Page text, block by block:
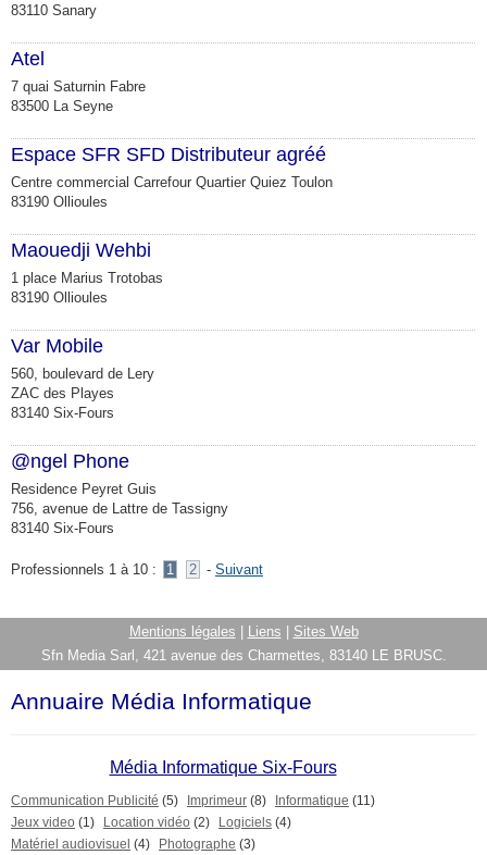
83110 Sanary
Atel
7 quai Saturnin Fabre
83500 La Seyne
Espace SFR SFD Distributeur agréé
Centre commercial Carrefour Quartier Quiez Toulon
83190 Ollioules
Maouedji Wehbi
1 place Marius Trotobas
83190 Ollioules
Var Mobile
560, boulevard de Lery
ZAC des Playes
83140 Six-Fours
@ngel Phone
Residence Peyret Guis
756, avenue de Lattre de Tassigny
83140 Six-Fours
Professionnels 1 à 10 : 1 2 - Suivant
Mentions légales Liens
Sites Web
Sfn Media Sarl, 421 avenue des Charmettes, 83140 LE BRUSC.
Annuaire Média Informatique
Média Informatique Six-Fours
Communication Publicité (5) Imprimeur (8) Informatique (11)
Jeux video (1) Location vidéo (2) Logiciels (4)
Matériel audiovisuel (4) Photographe (3)